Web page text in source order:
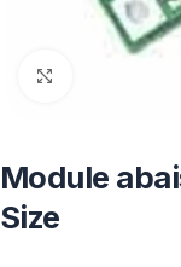
Module
Size